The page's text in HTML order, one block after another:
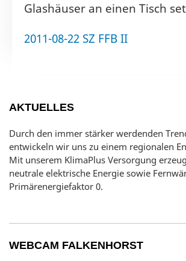
Glashäuser an einen Tisch
2011-08-22 SZ FFB II
AKTUELLES
Durch den immer stärker werden­den
entwickeln wir uns zu einem regionalen
Mit unserem KlimaPlus Versorgung
neutrale elektrische Energie sowie
Primär­energiefaktor 0.
WEBCAM FALKENHORST